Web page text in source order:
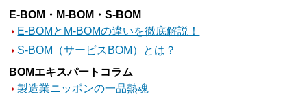
E-BOM・M-BOM・S-BOM
E-BOMとM-BOMの違いを徹底解説！
S-BOM（サービスBOM）とは？
BOMエキスパートコラム
製造業ニッポンの一品熱魂